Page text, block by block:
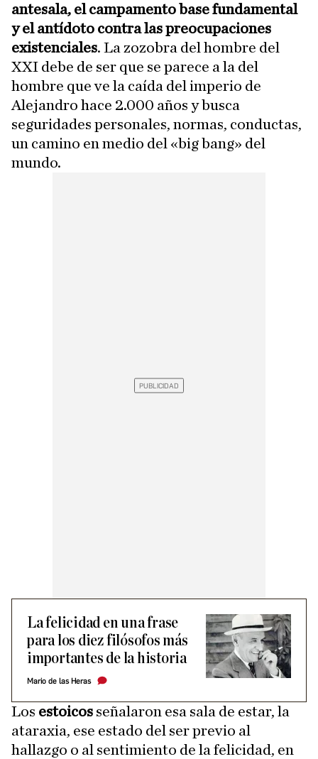
antesala, el campamento base fundamental
y el antídoto contra las preocupaciones
existenciales. La zozobra del hombre del
XXI debe de ser que se parece a la del
hombre que ve la caída del imperio de
Alejandro hace 2.000 años y busca
seguridades personales, normas, conductas,
un camino en medio del «big bang» del
mundo.
La felicidad en una frase
para los diez filósofos más
importantes de la historia
Mario de las Heras
Los estoicos señalaron esa sala de estar, la
ataraxia, ese estado del ser previo al
hallazgo o al sentimiento de la felicidad, en